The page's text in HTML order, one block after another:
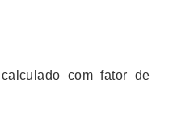
com fator de